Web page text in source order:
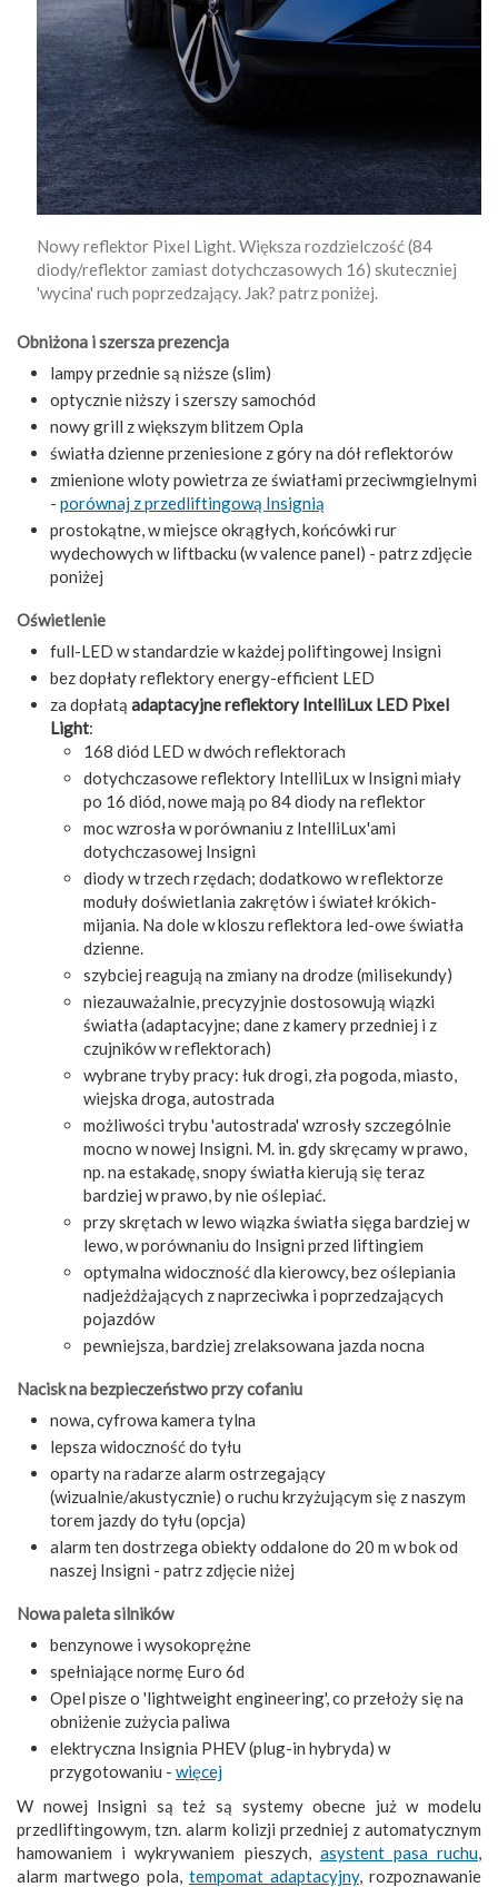
Nowy reflektor Pixel Light. Większa rozdzielczość (84
diody/reflektor zamiast dotychczasowych 16) skuteczniej
'wycina' ruch poprzedzający. Jak? patrz poniżej.
Obniżona i szersza prezencja
lampy przednie są niższe (slim)
optycznie niższy i szerszy samochód
nowy grill z większym blitzem Opla
światła dzienne przeniesione z góry na dół reflektorów
zmienione wloty powietrza ze światłami przeciwmgielnymi
- porównaj z przedliftingową Insignią
prostokątne, w miejsce okrągłych, końcówki rur
wydechowych w liftbacku (w valence panel) - patrz zdjęcie
poniżej
Oświetlenie
full-LED w standardzie w każdej poliftingowej Insigni
bez dopłaty reflektory energy-efficient LED
za dopłatą adaptacyjne reflektory IntelliLux LED Pixel
Light:
168 diód LED w dwóch reflektorach
dotychczasowe reflektory IntelliLux w Insigni miały
po 16 diód, nowe mają po 84 diody na reflektor
moc wzrosła w porównaniu z IntelliLux'ami
dotychczasowej Insigni
diody w trzech rzędach; dodatkowo w reflektorze
moduły doświetlania zakrętów i świateł krókich-
mijania. Na dole w kloszu reflektora led-owe światła
dzienne.
szybciej reagują na zmiany na drodze (milisekundy)
niezauważalnie, precyzyjnie dostosowują wiązki
światła (adaptacyjne; dane z kamery przedniej i z
czujników w reflektorach)
wybrane tryby pracy: łuk drogi, zła pogoda, miasto,
wiejska droga, autostrada
możliwości trybu 'autostrada' wzrosły szczególnie
mocno w nowej Insigni. M. in. gdy skręcamy w prawo,
np. na estakadę, snopy światła kierują się teraz
bardziej w prawo, by nie oślepiać.
przy skrętach w lewo wiązka światła sięga bardziej w
lewo, w porównaniu do Insigni przed liftingiem
optymalna widoczność dla kierowcy, bez oślepiania
nadjeżdżających z naprzeciwka i poprzedzających
pojazdów
pewniejsza, bardziej zrelaksowana jazda nocna
Nacisk na bezpieczeństwo przy cofaniu
nowa, cyfrowa kamera tylna
lepsza widoczność do tyłu
oparty na radarze alarm ostrzegający
(wizualnie/akustycznie) o ruchu krzyżującym się z naszym
torem jazdy do tyłu (opcja)
alarm ten dostrzega obiekty oddalone do 20 m w bok od
naszej Insigni - patrz zdjęcie niżej
Nowa paleta silników
benzynowe i wysokoprężne
spełniające normę Euro 6d
Opel pisze o 'lightweight engineering', co przełoży się na
obniżenie zużycia paliwa
elektryczna Insignia PHEV (plug-in hybryda) w
przygotowaniu - więcej
W nowej Insigni są też są systemy obecne już w modelu
przedliftingowym, tzn. alarm kolizji przedniej z automatycznym
hamowaniem i wykrywaniem pieszych, asystent pasa ruchu,
alarm martwego pola, tempomat adaptacyjny, rozpoznawanie